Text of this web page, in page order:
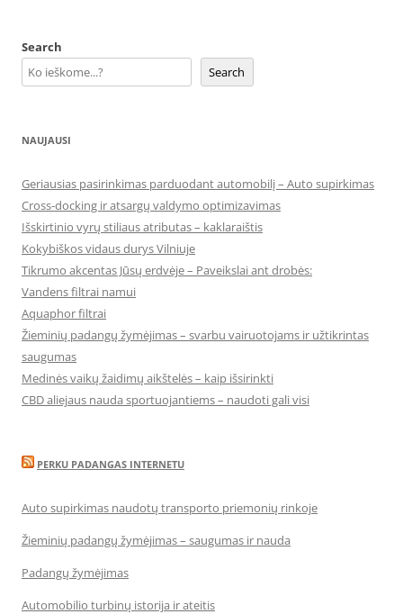
Search
Search
NAUJAUSI
Geriausias pasirinkimas parduodant automobilį – Auto supirkimas
Cross-docking ir atsargų valdymo optimizavimas
Išskirtinio vyrų stiliaus atributas – kaklaraištis
Kokybiškos vidaus durys Vilniuje
Tikrumo akcentas Jūsų erdvėje – Paveikslai ant drobės:
Vandens filtrai namui
Aquaphor filtrai
Žieminių padangų žymėjimas – svarbu vairuotojams ir užtikrintas
saugumas
Medinės vaikų žaidimų aikštelės – kaip išsirinkti
CBD aliejaus nauda sportuojantiems – naudoti gali visi
PERKU PADANGAS INTERNETU
Auto supirkimas naudotų transporto priemonių rinkoje
Žieminių padangų žymėjimas – saugumas ir nauda
Padangų žymėjimas
Automobilio turbinų istorija ir ateitis